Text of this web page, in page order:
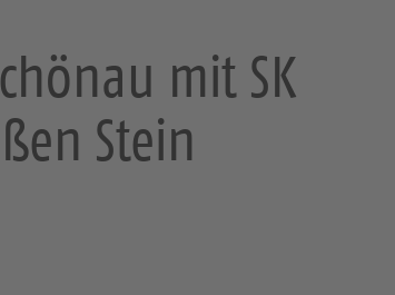
mit SK
Stein